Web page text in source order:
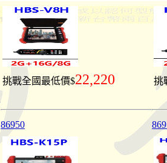
挑戰全國最低價$22,220 挑
86950